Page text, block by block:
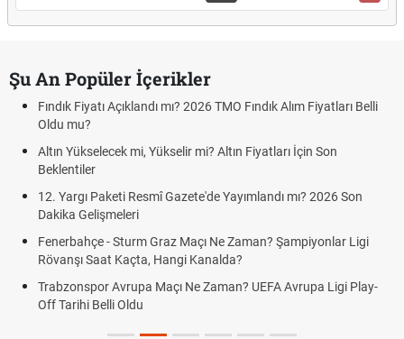
Şu An Popüler İçerikler
Fındık Fiyatı Açıklandı mı? 2026 TMO Fındık Alım Fiyatları Belli
Oldu mu?
Altın Yükselecek mi, Yükselir mi? Altın Fiyatları İçin Son
Beklentiler
12. Yargı Paketi Resmî Gazete'de Yayımlandı mı? 2026 Son
Dakika Gelişmeleri
Fenerbahçe - Sturm Graz Maçı Ne Zaman? Şampiyonlar Ligi
Rövanşı Saat Kaçta, Hangi Kanalda?
Trabzonspor Avrupa Maçı Ne Zaman? UEFA Avrupa Ligi Play-
Off Tarihi Belli Oldu